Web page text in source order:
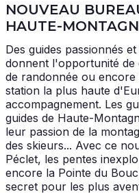
NOUVEAU
HAUTE-
Des guides passionnés
donnent l'opportunité de
de randonnée ou encore
station la plus haute
accompagnement. Les
guides de Haute-
leur passion de la
des skieurs... Avec ce
Péclet, les pentes
encore la Pointe du
secret pour les plus